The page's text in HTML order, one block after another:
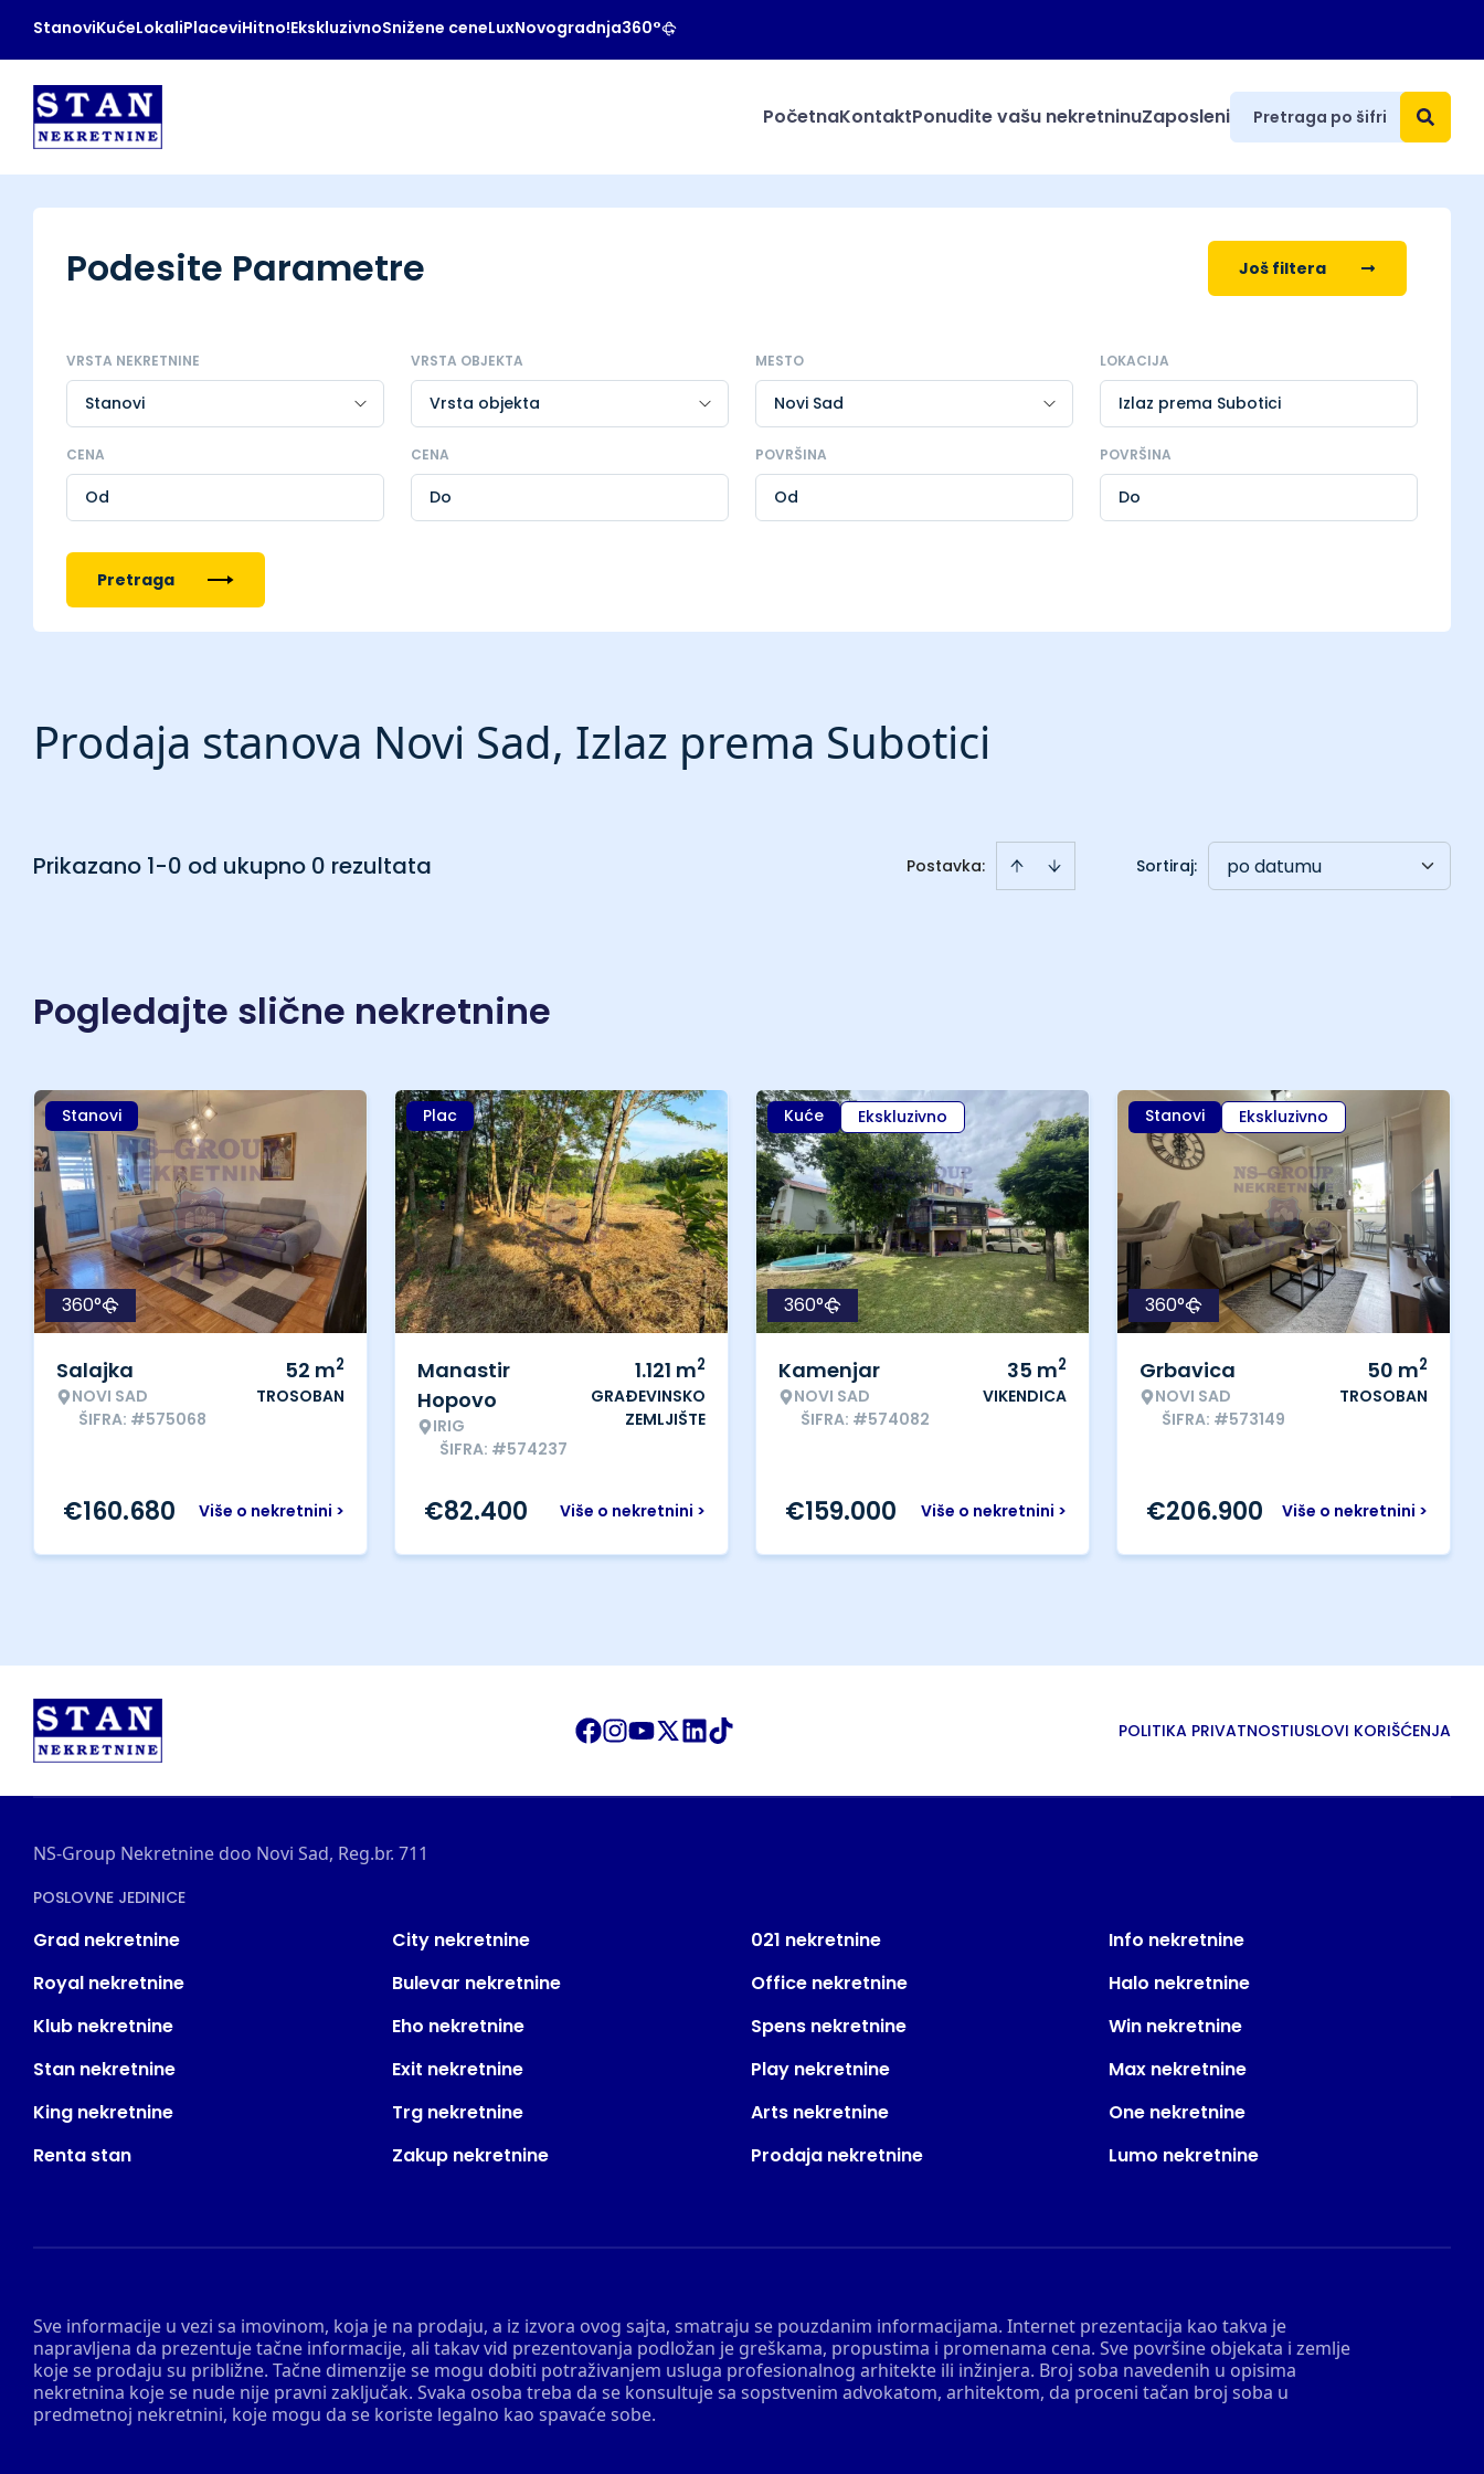
StanoviKućeLokaliPlaceviHitno!EkskluzivnoSnižene ceneLuxNovogradnja360°
PočetnaKontaktPonudite vašu nekretninuZaposleni
Podesite Parametre Još filtera
VRSTA NEKRETNINE VRSTA OBJEKTA MESTO LOKACIJA
Izlaz prema Subotici
CENA CENA POVRŠINA POVRŠINA
Pretraga
Prodaja stanova Novi Sad, Izlaz prema Subotici
Prikazano 1-0 od ukupno 0 rezultata Postavka: Sortiraj: po datumu
Pogledajte slične nekretnine
Stanovi
360°
Salajka
NOVI SAD
ŠIFRA: #575068
52 m2
TROSOBAN
Više o nekretnini >
€160.680
Plac
Manastir
Hopovo
IRIG
ŠIFRA: #574237
1.121 m2
GRAĐEVINSKO
ZEMLJIŠTE
Više o nekretnini >
€82.400
Kuće Ekskluzivno
360°
Kamenjar
NOVI SAD
ŠIFRA: #574082
35 m2
VIKENDICA
Više o nekretnini >
€159.000
Stanovi Ekskluzivno
360°
Grbavica
NOVI SAD
ŠIFRA: #573149
50 m2
TROSOBAN
Više o nekretnini >
€206.900
POLITIKA PRIVATNOSTIUSLOVI KORIŠĆENJA
Sve informacije u vezi sa imovinom, koja je na prodaju, a iz izvora ovog sajta, smatraju se pouzdanim informacijama. Internet prezentacija kao takva je
napravljena da prezentuje tačne informacije, ali takav vid prezentovanja podložan je greškama, propustima i promenama cena. Sve površine objekata i zemlje
koje se prodaju su približne. Tačne dimenzije se mogu dobiti potraživanjem usluga profesionalnog arhitekte ili inžinjera. Broj soba navedenih u opisima
nekretnina koje se nude nije pravni zaključak. Svaka osoba treba da se konsultuje sa sopstvenim advokatom, arhitektom, da proceni tačan broj soba u
predmetnoj nekretnini, koje mogu da se koriste legalno kao spavaće sobe.
NS-Group Nekretnine doo Novi Sad, Reg.br. 711
POSLOVNE JEDINICE
Grad nekretnine City nekretnine 021 nekretnine
Info nekretnine
Royal nekretnine
Bulevar nekretnine Office nekretnine
Halo nekretnine
Klub nekretnine
Eho nekretnine Spens nekretnine
Win nekretnine
Stan nekretnine
Exit nekretnine Play nekretnine
Max nekretnine
King nekretnine
Trg nekretnine Arts nekretnine
One nekretnine
Renta stan
Zakup nekretnine Prodaja nekretnine Lumo nekretnine